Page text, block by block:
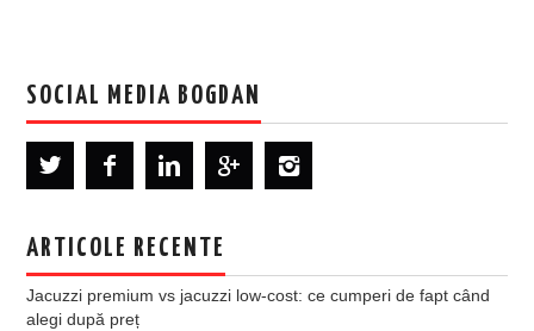
SOCIAL MEDIA BOGDAN
ARTICOLE RECENTE
Jacuzzi premium vs jacuzzi low-cost: ce cumperi de fapt când
alegi după preț